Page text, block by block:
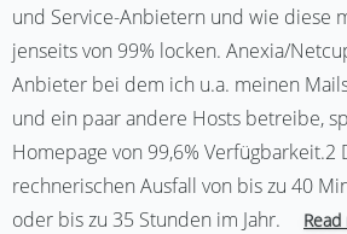
und Service-Anbietern und wie diese
jenseits von 99% locken. Anexia/
Anbieter bei dem ich u.a. meinen
und ein paar andere Hosts betreibe,
Homepage von 99,6% Verfügbarkeit.2
rechnerischen Ausfall von bis zu 40
oder bis zu 35 Stunden im Jahr.